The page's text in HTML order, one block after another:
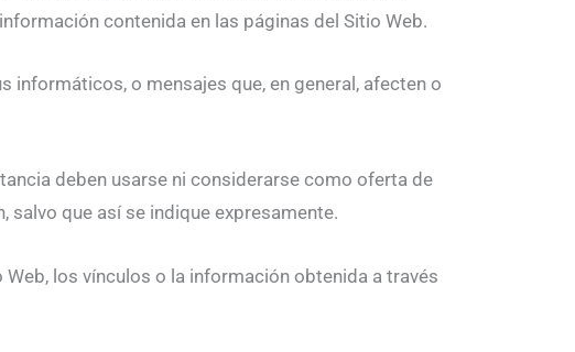
contenida en las páginas del Sitio Web.
o mensajes que, en general, afecten o
deben usarse ni considerarse como oferta de
que así se indique expresamente.
los vínculos o la información obtenida a través